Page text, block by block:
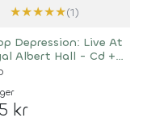
★★★★★(1)
Depression: Live At
Albert Hall - Cd +
kr